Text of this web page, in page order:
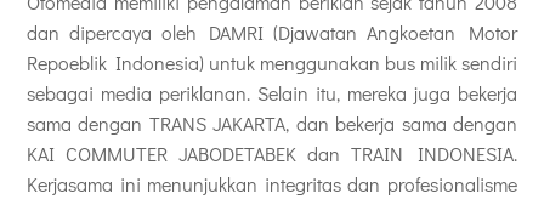
dan dipercaya oleh DAMRI (Djawatan Angkoetan Motor
Repoeblik Indonesia) untuk menggunakan bus milik sendiri
sebagai media periklanan. Selain itu, mereka juga bekerja
sama dengan TRANS JAKARTA, dan bekerja sama dengan
KAI COMMUTER JABODETABEK dan TRAIN INDONESIA.
Kerjasama ini menunjukkan integritas dan profesionalisme